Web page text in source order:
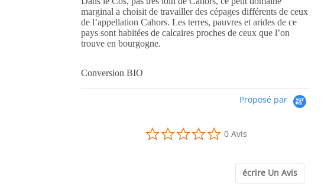
marginal a choisit de travailler des cépages différents de ceux
de l’appellation Cahors. Les terres, pauvres et arides de ce
pays sont habitées de calcaires proches de ceux que l’on
trouve en bourgogne.
Conversion BIO
Proposé par
0.0
star
0 Avis
écrire Un Avis